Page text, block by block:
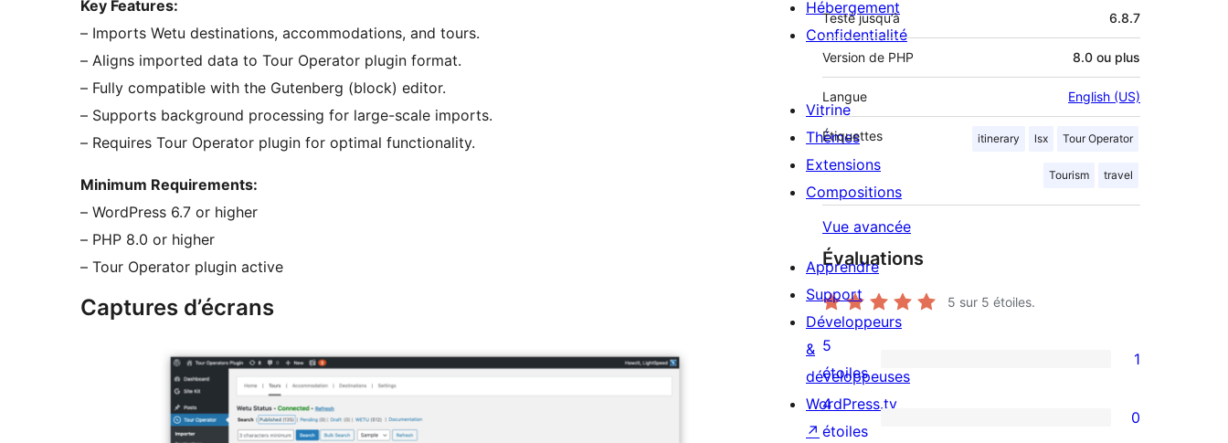
Key Features:
– Imports Wetu destinations, accommodations, and tours.
– Aligns imported data to Tour Operator plugin format.
– Fully compatible with the Gutenberg (block) editor.
– Supports background processing for large-scale imports.
– Requires Tour Operator plugin for optimal functionality.
Minimum Requirements:
– WordPress 6.7 or higher
– PHP 8.0 or higher
– Tour Operator plugin active
Captures d’écrans
Testé jusqu’à 6.8.7
Version de PHP 8.0 ou plus
Langue English (US)
Étiquettes itinerary lsx Tour Operator
Tourism travel
Vue avancée
Évaluations
5 sur 5 étoiles.
1
avis
à
5
étoiles
1
0
4
étoiles
0
Hébergement
Confidentialité
Vitrine
Thèmes
Extensions
Compositions
Apprendre
Support
Développeurs
&
développeuses
WordPress.tv
↗